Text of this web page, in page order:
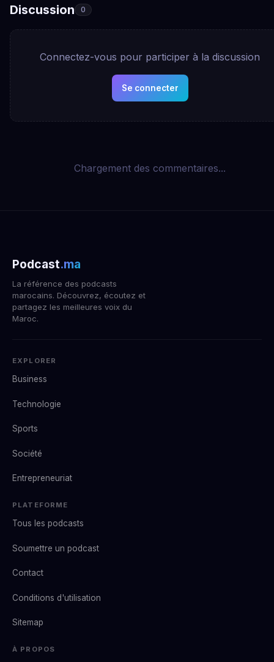
Discussion 0
Connectez-vous pour participer à la discussion
Se connecter
Chargement des commentaires...
Podcast.ma
La référence des podcasts
marocains. Découvrez, écoutez et
partagez les meilleures voix du
Maroc.
EXPLORER
Business
Technologie
Sports
Société
Entrepreneuriat
PLATEFORME
Tous les podcasts
Soumettre un podcast
Contact
Conditions d'utilisation
Sitemap
À PROPOS